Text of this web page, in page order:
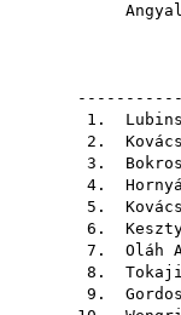
1.
2.
3.
4.
5.
6.
7. Oláh
8.
9.